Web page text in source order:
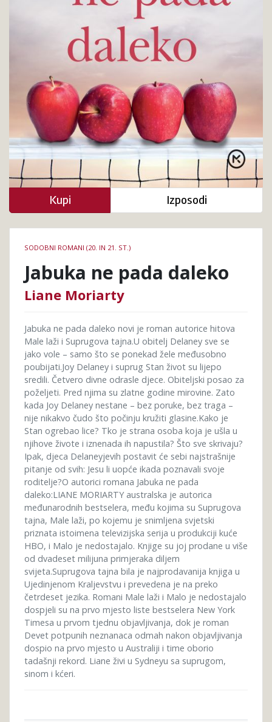
knjige
SODOBNI ROMANI (20. IN 21. ST.)
Jabuka ne pada daleko
Liane Moriarty
Jabuka ne pada daleko novi je roman autorice hitova
Male laži i Suprugova tajna.U obitelj Delaney sve se
jako vole – samo što se ponekad žele međusobno
poubijati.Joy Delaney i suprug Stan život su lijepo
sredili. Četvero divne odrasle djece. Obiteljski posao za
poželjeti. Pred njima su zlatne godine mirovine. Zato
kada Joy Delaney nestane – bez poruke, bez traga –
nije nikakvo čudo što počinju kružiti glasine.Kako je
Stan ogrebao lice? Tko je strana osoba koja je ušla u
njihove živote i iznenada ih napustila? Što sve skrivaju?
Ipak, djeca Delaneyjevih postavit će sebi najstrašnije
pitanje od svih: Jesu li uopće ikada poznavali svoje
roditelje?O autorici romana Jabuka ne pada
daleko:LIANE MORIARTY australska je autorica
međunarodnih bestselera, među kojima su Suprugova
tajna, Male laži, po kojemu je snimljena svjetski
priznata istoimena televizijska serija u produkciji kuće
HBO, i Malo je nedostajalo. Knjige su joj prodane u više
od dvadeset milijuna primjeraka diljem
svijeta.Suprugova tajna bila je najprodavanija knjiga u
Ujedinjenom Kraljevstvu i prevedena je na preko
četrdeset jezika. Romani Male laži i Malo je nedostajalo
dospjeli su na prvo mjesto liste bestselera New York
Timesa u prvom tjednu objavljivanja, dok je roman
Devet potpunih neznanaca odmah nakon objavljivanja
dospio na prvo mjesto u Australiji i time oborio
tadašnji rekord. Liane živi u Sydneyu sa suprugom,
sinom i kćeri.
Kupi Izposodi